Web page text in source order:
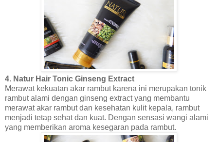
4. Natur Hair Tonic Ginseng Extract
Merawat kekuatan akar rambut karena ini merupakan tonik
rambut alami dengan ginseng extract yang membantu
merawat akar rambut dan kesehatan kulit kepala, rambut
menjadi tetap sehat dan kuat. Dengan sensasi wangi alami
yang memberikan aroma kesegaran pada rambut.